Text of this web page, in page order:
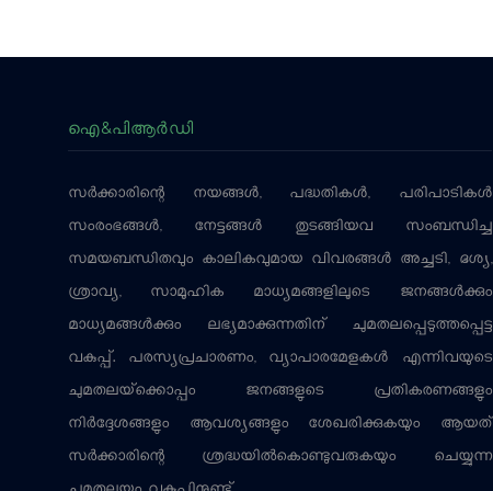
ഐ&പിആര്‍ഡി
സര്‍ക്കാരിന്റെ നയങ്ങള്‍, പദ്ധതികള്‍, പരിപാടികള്‍
സംരംഭങ്ങള്‍, നേട്ടങ്ങള്‍ തുടങ്ങിയവ സംബന്ധിച്ച
സമയബന്ധിതവും കാലികവുമായ വിവരങ്ങള്‍ അച്ചടി, ദൃശ്യ,
ശ്രാവ്യ, സാമൂഹിക മാധ്യമങ്ങളിലൂടെ ജനങ്ങള്‍ക്കും
മാധ്യമങ്ങള്‍ക്കും ലഭ്യമാക്കുന്നതിന് ചുമതലപ്പെടുത്തപ്പെട്ട
വകുപ്പ്. പരസ്യപ്രചാരണം, വ്യാപാരമേളകള്‍ എന്നിവയുടെ
ചുമതലയ്‌ക്കൊപ്പം ജനങ്ങളുടെ പ്രതികരണങ്ങളും
നിര്‍ദ്ദേശങ്ങളും ആവശ്യങ്ങളും ശേഖരിക്കുകയും ആയത്
സര്‍ക്കാരിന്റെ ശ്രദ്ധയില്‍കൊണ്ടുവരുകയും ചെയ്യുന്ന